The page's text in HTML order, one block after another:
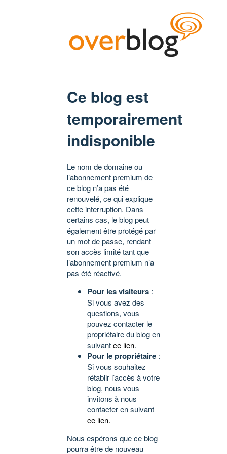
Ce blog est
temporairement
indisponible
Le nom de domaine ou
l’abonnement premium de
ce blog n’a pas été
renouvelé, ce qui explique
cette interruption. Dans
certains cas, le blog peut
également être protégé par
un mot de passe, rendant
son accès limité tant que
l’abonnement premium n’a
pas été réactivé.
Pour les visiteurs :
Si vous avez des
questions, vous
pouvez contacter le
propriétaire du blog en
suivantce lien.
Pour le propriétaire :
Si vous souhaitez
rétablir l’accès à votre
blog, nous vous
invitons à nous
contacter en suivant
ce lien.
Nous espérons que ce blog
pourra être de nouveau